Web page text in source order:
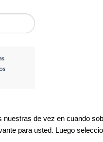
nuestras de vez en cuando
para usted. Luego